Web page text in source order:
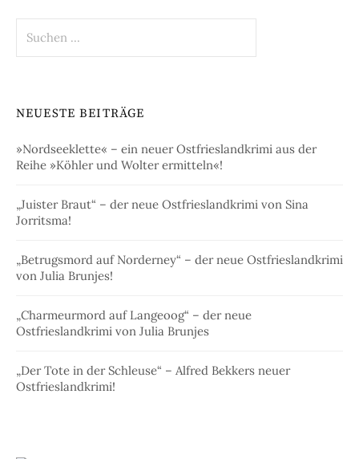
nach:
NEUESTE BEITRÄGE
»Nordseeklette« – ein neuer Ostfrieslandkrimi aus der
Reihe »Köhler und Wolter ermitteln«!
„Juister Braut“ – der neue Ostfrieslandkrimi von Sina
Jorritsma!
„Betrugsmord auf Norderney“ – der neue Ostfrieslandkrimi
von Julia Brunjes!
„Charmeurmord auf Langeoog“ – der neue
Ostfrieslandkrimi von Julia Brunjes
„Der Tote in der Schleuse“ – Alfred Bekkers neuer
Ostfrieslandkrimi!